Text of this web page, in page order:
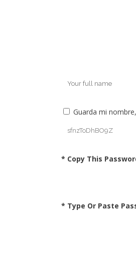
Guarda mi
* Copy This
* Type Or Paste